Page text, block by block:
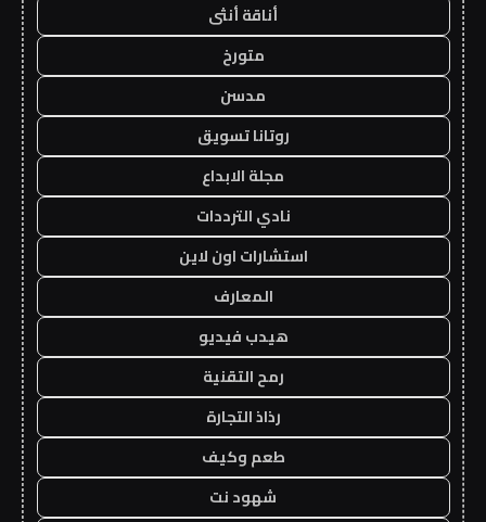
أناقة أنثى
متورخ
مدسن
روتانا تسويق
مجلة الابداع
نادي الترددات
استشارات اون لاين
المعارف
هيدب فيديو
رمح التقنية
رذاذ التجارة
طعم وكيف
شهود نت